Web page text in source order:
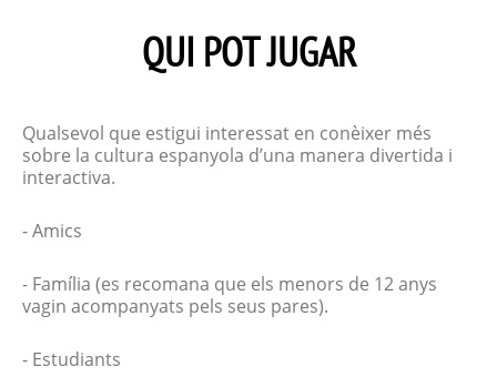
QUI POT JUGAR
Qualsevol que estigui interessat en conèixer més
sobre la cultura espanyola d’una manera divertida i
interactiva.
- Amics
- Família (es recomana que els menors de 12 anys
vagin acompanyats pels seus pares).
- Estudiants